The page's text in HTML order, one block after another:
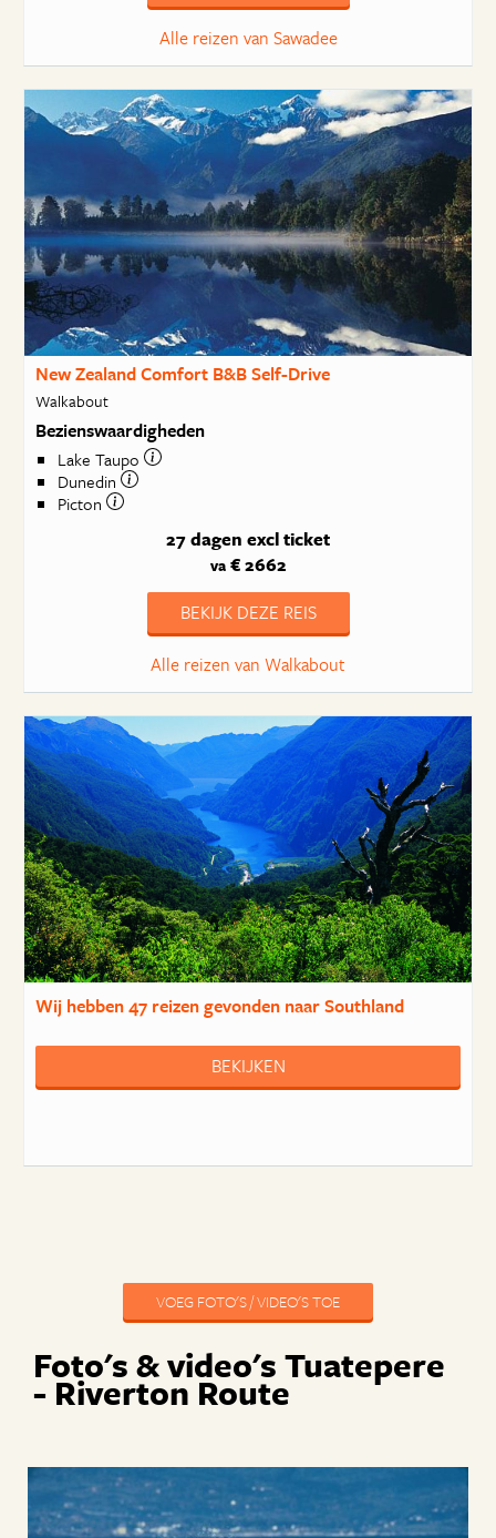
Alle reizen van Sawadee
New Zealand Comfort B&B Self-Drive
Walkabout
Bezienswaardigheden
Lake Taupo
Dunedin
Picton
27 dagen excl ticket
va€ 2662
BEKIJK DEZE REIS
Alle reizen van Walkabout
Wij hebben47 reizengevonden naar Southland
BEKIJKEN
VOEG FOTO'S / VIDEO'S TOE
Foto's & video's Tuatepere
- Riverton Route